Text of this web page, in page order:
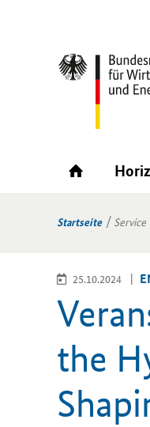
Startseite Service
25.10.2024
the